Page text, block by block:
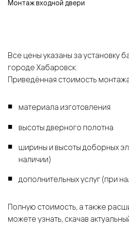
Монтаж входной двери
Все цены указаны за установку
городе Хабаровск.
Приведённая стоимость
материала изготовления
высоты дверного полотна
ширины и высоты доборных
наличии)
дополнительных услуг (при
Полную стоимость, а также
можете узнать, скачав